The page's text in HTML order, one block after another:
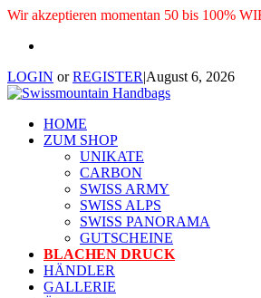
Wir akzeptieren momentan 50 bis 100%
LOGIN orREGISTER|August 6, 2026
HOME
ZUM SHOP
UNIKATE
CARBON
SWISS ARMY
SWISS ALPS
SWISS PANORAMA
GUTSCHEINE
BLACHEN DRUCK
HÄNDLER
GALLERIE